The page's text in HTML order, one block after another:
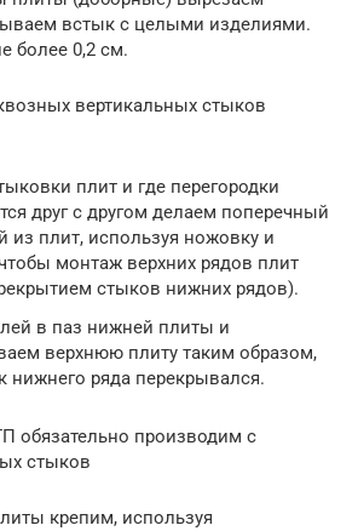
встык с целыми изделиями.
более 0,2 см.
вертикальных стыков
плит и где перегородки
друг с другом делаем поперечный
из плит, используя ножовку и
монтаж верхних рядов плит
стыков нижних рядов).
в паз нижней плиты и
верхнюю плиту таким образом,
нижнего ряда перекрывался.
обязательно производим с
стыков
крепим, используя